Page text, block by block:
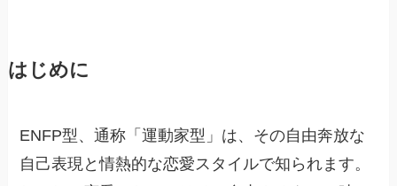
はじめに
ENFP型、通称「運動家型」は、その自由奔放な
自己表現と情熱的な恋愛スタイルで知られます。